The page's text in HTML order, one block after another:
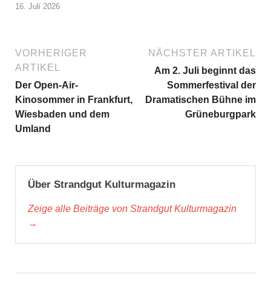
16. Juli 2026
VORHERIGER
ARTIKEL
Der Open-Air-
Kinosommer in Frankfurt,
Wiesbaden und dem
Umland
NÄCHSTER ARTIKEL
Am 2. Juli beginnt das
Sommerfestival der
Dramatischen Bühne im
Grüneburgpark
Über Strandgut Kulturmagazin
Zeige alle Beiträge von Strandgut Kulturmagazin
→